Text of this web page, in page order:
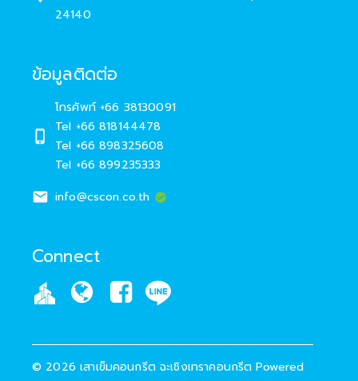
24140
ข้อมูลติดต่อ
โทรศัพท์ +66 38130091
Tel +66 818144478
Tel +66 898325608
Tel +66 899235333
info@cscon.co.th
Connect
© 2026 เสาเข็มคอนกรีต ฉะเชิงเทราคอนกรีต Powered